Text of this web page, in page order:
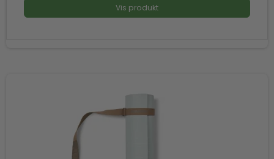
Vis produkt